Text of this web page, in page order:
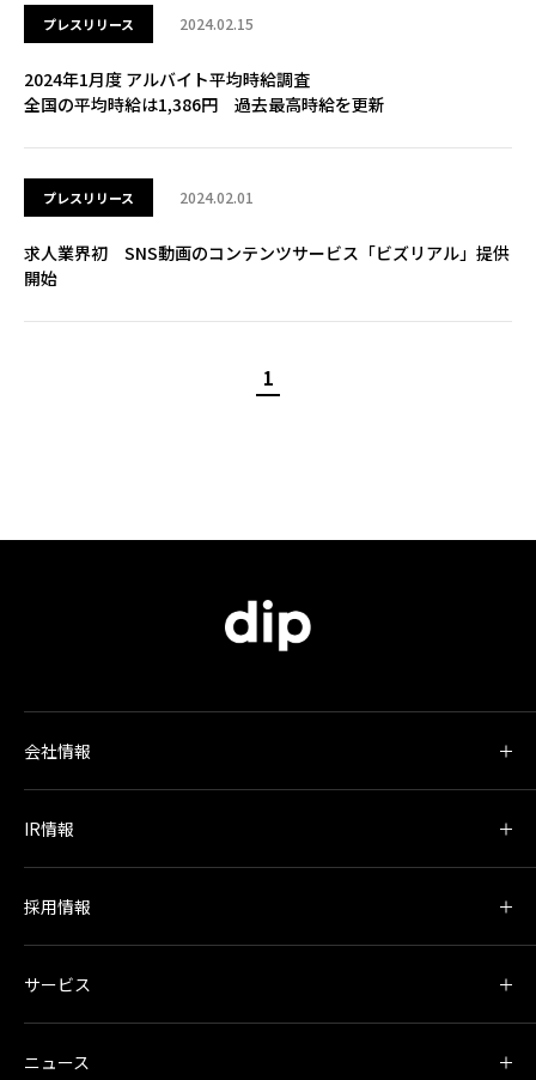
プレスリリース 2024.02.15
2024年1月度 アルバイト平均時給調査
全国の平均時給は1,386円 過去最高時給を更新
プレスリリース 2024.02.01
求人業界初 SNS動画のコンテンツサービス「ビズリアル」提供
開始
1
会社情報
IR情報
採用情報
サービス
ニュース